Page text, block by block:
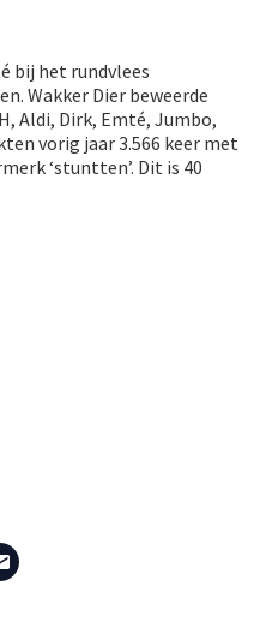
bij het rundvlees
Wakker Dier beweerde
Aldi, Dirk, Emté, Jumbo,
vorig jaar 3.566 keer met
‘stuntten’. Dit is 40